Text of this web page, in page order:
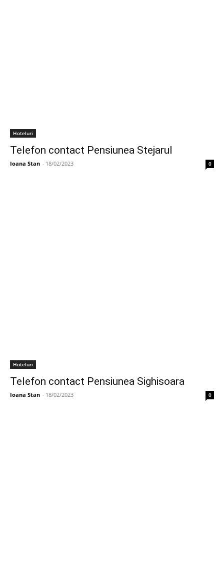
Hoteluri
Telefon contact Pensiunea Stejarul
Ioana Stan - 18/02/2023 0
Hoteluri
Telefon contact Pensiunea Sighisoara
Ioana Stan - 18/02/2023 0